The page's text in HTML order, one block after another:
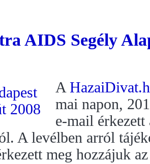
AIDS Segély
A
mai napon,
e-mail
A levélben arról
meg hozzájuk